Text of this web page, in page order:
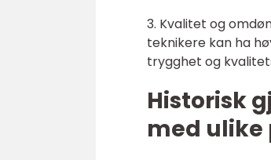
3. Kvalitet og
teknikere kan ha
trygghet og
Historisk
med ulike